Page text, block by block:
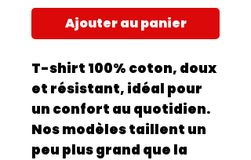
Ajouter au panier
T-shirt 100% coton, doux
et résistant, idéal pour
un confort au quotidien.
Nos modèles taillent un
peu plus grand que la